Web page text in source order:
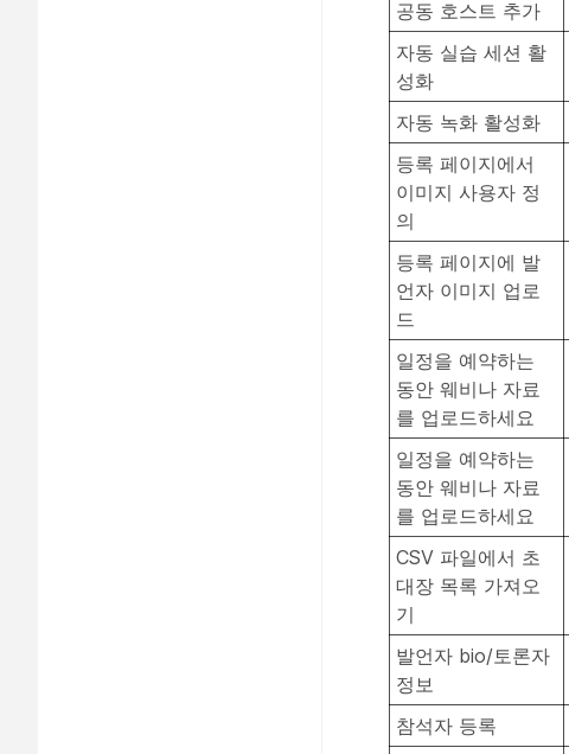
공동 호스트 추가
자동 실습 세션 활
성화
자동 녹화 활성화
등록 페이지에서
이미지 사용자 정
의
등록 페이지에 발
언자 이미지 업로
드
일정을 예약하는
동안 웨비나 자료
를 업로드하세요
일정을 예약하는
동안 웨비나 자료
를 업로드하세요
CSV 파일에서 초
대장 목록 가져오
기
발언자 bio/토론자
정보
참석자 등록